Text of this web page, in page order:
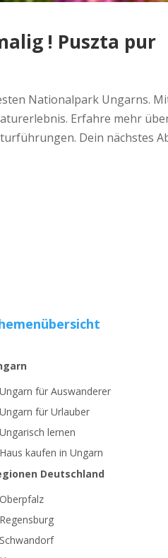
! Puszta pur
Nationalpark Ungarns.
Erfahre mehr
Dein nächstes
Ungarn für Auswanderer
Ungarn für Urlauber
Ungarisch lernen
Haus kaufen in Ungarn
Deutschland
Oberpfalz
Regensburg
Schwandorf